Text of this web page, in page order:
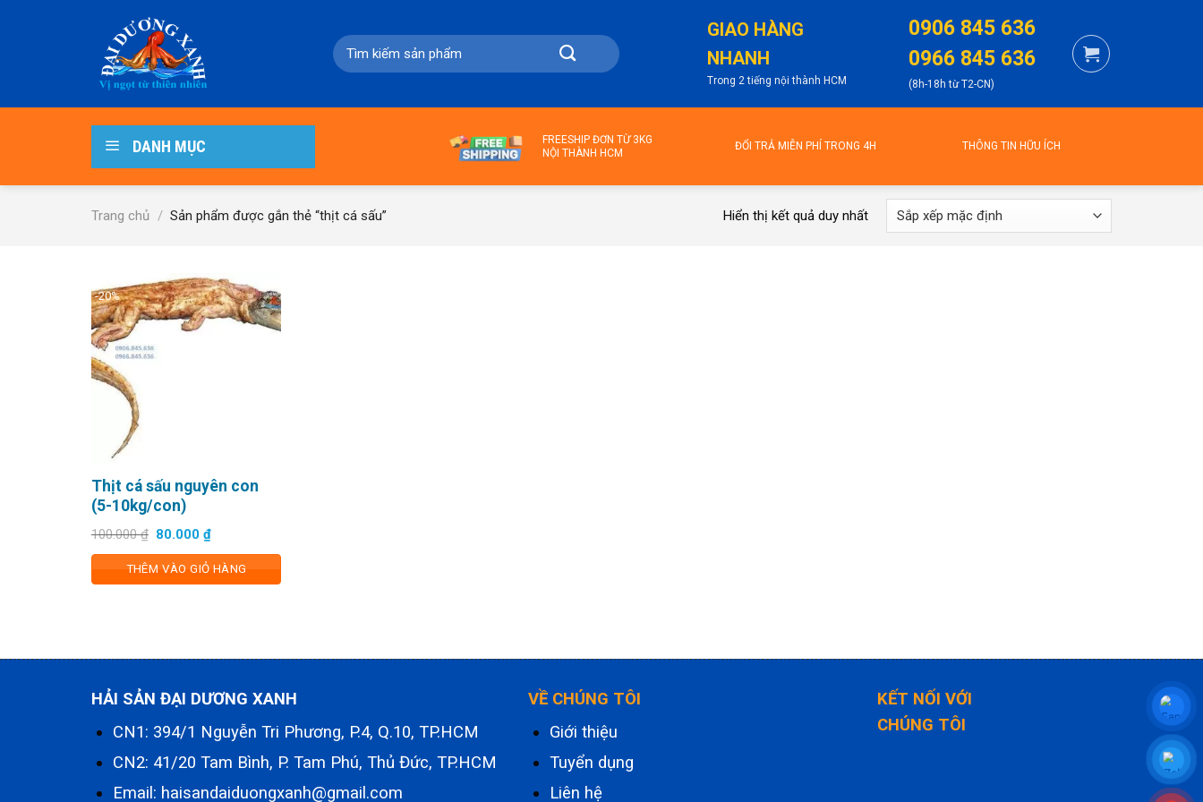
Tìm
kiếm:
GIAO HÀNG
NHANH
Trong 2 tiếng nội thành HCM
0906 845 636
0966 845 636
(8h-18h từ T2-CN)
DANH MỤC
FREESHIP ĐƠN TỪ 3KG
NỘI THÀNH HCM
ĐỔI TRẢ MIỄN PHÍ TRONG 4H THÔNG TIN HỮU ÍCH
Trang chủ / Sản phẩm được gắn thẻ “thịt cá sấu” Hiển thị kết quả duy nhất
-20%
Thịt cá sấu nguyên con
(5-10kg/con)
100.000₫ Giá
là:
100.000 ₫.
80.000₫Giá
tại
là:
THÊM VÀO GIỎ HÀNG
HẢI SẢN ĐẠI DƯƠNG XANH
CN1: 394/1 Nguyễn Tri Phương, P.4, Q.10, TP.HCM
CN2: 41/20 Tam Bình, P. Tam Phú, Thủ Đức, TP.HCM
Email: haisandaiduongxanh@gmail.com
VỀ CHÚNG TÔI
Giới thiệu
Tuyển dụng
Liên hệ
KẾT NỐI VỚI
CHÚNG TÔI